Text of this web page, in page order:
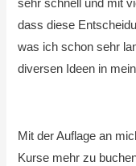
sehr schnell und mit
dass diese
was ich schon sehr
diversen Ideen in
Mit der Auflage an
Kurse mehr zu